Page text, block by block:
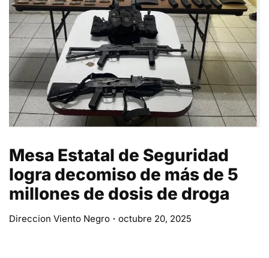
Mesa Estatal de Seguridad
logra decomiso de más de 5
millones de dosis de droga
Direccion Viento Negro octubre 20, 2025